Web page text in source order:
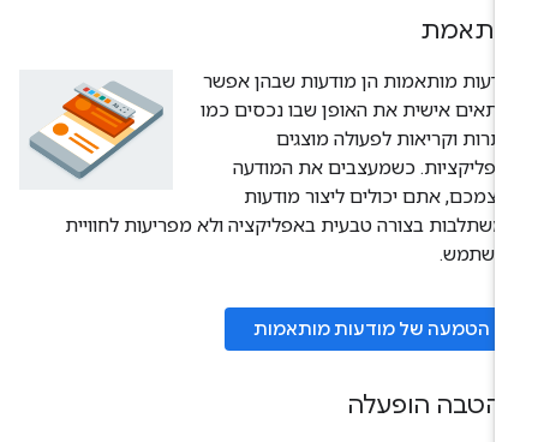
מותאמות הן מודעות שבהן אפשר
אישית את האופן שבו נכסים כמו
וקריאות לפעולה מוצגים
כשמעצבים את המודעה
אתם יכולים ליצור מודעות
בצורה טבעית באפליקציה ולא מפריעות לחוויית
הטמעה של מודעות מותאמות
הופעלה